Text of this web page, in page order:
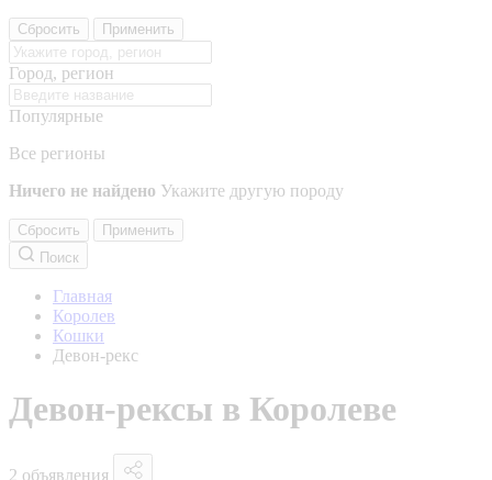
Сбросить Применить
Город, регион
Популярные
Все регионы
Ничего не найдено Укажите другую породу
Сбросить
Применить
Поиск
Главная
Королев
Кошки
Девон-рекс
Девон-рексы в Королеве
2 объявления